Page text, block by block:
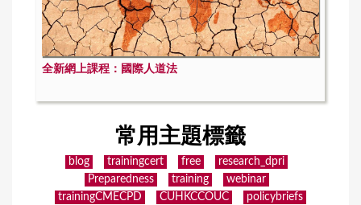
全新網上課程：國際人道法
常用主題標籤
blog trainingcert free
research_dpri
Preparedness
training
webinar
trainingCMECPD
CUHKCCOUC policybriefs